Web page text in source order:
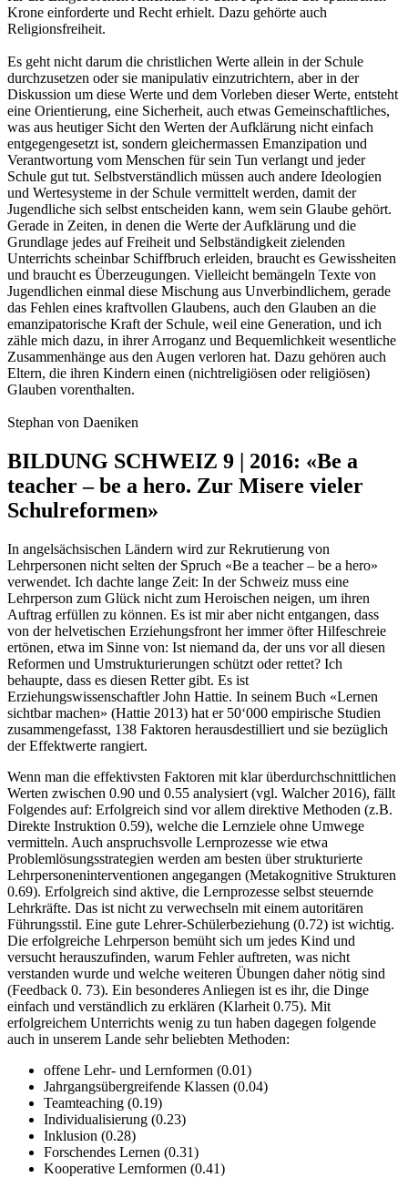
Krone einforderte und Recht erhielt. Dazu gehörte auch
Religionsfreiheit.
Es geht nicht darum die christlichen Werte allein in der Schule
durchzusetzen oder sie manipulativ einzutrichtern, aber in der
Diskussion um diese Werte und dem Vorleben dieser Werte, entsteht
eine Orientierung, eine Sicherheit, auch etwas Gemeinschaftliches,
was aus heutiger Sicht den Werten der Aufklärung nicht einfach
entgegengesetzt ist, sondern gleichermassen Emanzipation und
Verantwortung vom Menschen für sein Tun verlangt und jeder
Schule gut tut. Selbstverständlich müssen auch andere Ideologien
und Wertesysteme in der Schule vermittelt werden, damit der
Jugendliche sich selbst entscheiden kann, wem sein Glaube gehört.
Gerade in Zeiten, in denen die Werte der Aufklärung und die
Grundlage jedes auf Freiheit und Selbständigkeit zielenden
Unterrichts scheinbar Schiffbruch erleiden, braucht es Gewissheiten
und braucht es Überzeugungen. Vielleicht bemängeln Texte von
Jugendlichen einmal diese Mischung aus Unverbindlichem, gerade
das Fehlen eines kraftvollen Glaubens, auch den Glauben an die
emanzipatorische Kraft der Schule, weil eine Generation, und ich
zähle mich dazu, in ihrer Arroganz und Bequemlichkeit wesentliche
Zusammenhänge aus den Augen verloren hat. Dazu gehören auch
Eltern, die ihren Kindern einen (nichtreligiösen oder religiösen)
Glauben vorenthalten.
Stephan von Daeniken
BILDUNG SCHWEIZ 9 | 2016: «Be a
teacher – be a hero. Zur Misere vieler
Schulreformen»
In angelsächsischen Ländern wird zur Rekrutierung von
Lehrpersonen nicht selten der Spruch «Be a teacher – be a hero»
verwendet. Ich dachte lange Zeit: In der Schweiz muss eine
Lehrperson zum Glück nicht zum Heroischen neigen, um ihren
Auftrag erfüllen zu können. Es ist mir aber nicht entgangen, dass
von der helvetischen Erziehungsfront her immer öfter Hilfeschreie
ertönen, etwa im Sinne von: Ist niemand da, der uns vor all diesen
Reformen und Umstrukturierungen schützt oder rettet? Ich
behaupte, dass es diesen Retter gibt. Es ist
Erziehungswissenschaftler John Hattie. In seinem Buch «Lernen
sichtbar machen» (Hattie 2013) hat er 50‘000 empirische Studien
zusammengefasst, 138 Faktoren herausdestilliert und sie bezüglich
der Effektwerte rangiert.
Wenn man die effektivsten Faktoren mit klar überdurchschnittlichen
Werten zwischen 0.90 und 0.55 analysiert (vgl. Walcher 2016), fällt
Folgendes auf: Erfolgreich sind vor allem direktive Methoden (z.B.
Direkte Instruktion 0.59), welche die Lernziele ohne Umwege
vermitteln. Auch anspruchsvolle Lernprozesse wie etwa
Problemlösungsstrategien werden am besten über strukturierte
Lehrpersoneninterventionen angegangen (Metakognitive Strukturen
0.69). Erfolgreich sind aktive, die Lernprozesse selbst steuernde
Lehrkräfte. Das ist nicht zu verwechseln mit einem autoritären
Führungsstil. Eine gute Lehrer-Schülerbeziehung (0.72) ist wichtig.
Die erfolgreiche Lehrperson bemüht sich um jedes Kind und
versucht herauszufinden, warum Fehler auftreten, was nicht
verstanden wurde und welche weiteren Übungen daher nötig sind
(Feedback 0. 73). Ein besonderes Anliegen ist es ihr, die Dinge
einfach und verständlich zu erklären (Klarheit 0.75). Mit
erfolgreichem Unterrichts wenig zu tun haben dagegen folgende
auch in unserem Lande sehr beliebten Methoden:
offene Lehr- und Lernformen (0.01)
Jahrgangsübergreifende Klassen (0.04)
Teamteaching (0.19)
Individualisierung (0.23)
Inklusion (0.28)
Forschendes Lernen (0.31)
Kooperative Lernformen (0.41)